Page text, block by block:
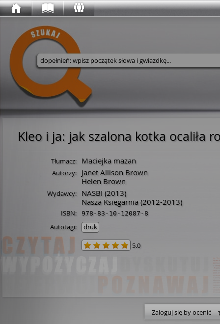
Wyszukaj w serwisie
Kleo i ja: jak szalona kotka ocaliła
Tłumacz: Maciejka mazan
Autorzy:
Janet Allison Brown
Helen Brown
Wydawcy: NASBI (2013)
Nasza Księgarnia (2012-2013)
ISBN: 978-83-10-12087-8
Autotagi: druk
5.0
Zaloguj się by ocenić